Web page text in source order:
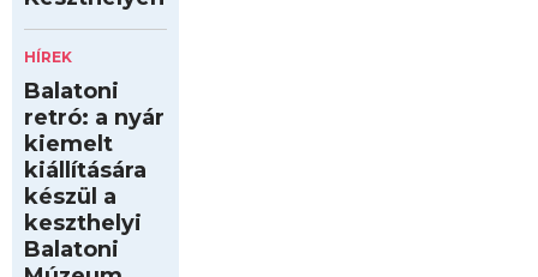
HÍREK
Balatoni
retró: a nyár
kiemelt
kiállítására
készül a
keszthelyi
Balatoni